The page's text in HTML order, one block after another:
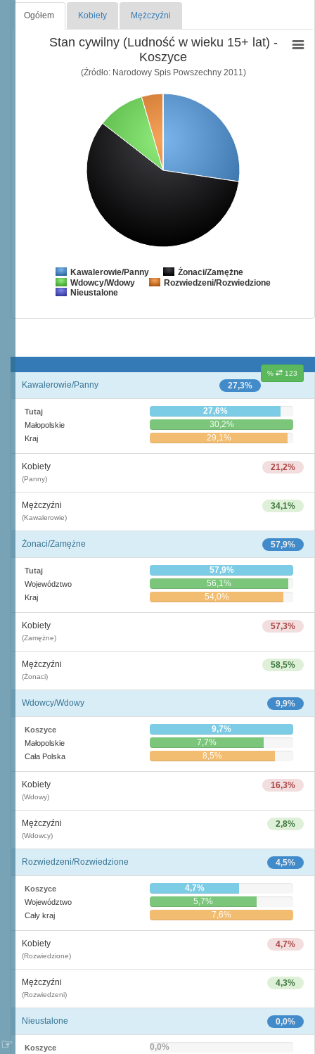
Ogółem Kobiety Mężczyźni
Stan cywilny (Ludność w wieku 15+ lat) -
Koszyce
(Źródło: Narodowy Spis Powszechny 2011)
Kawalerowie/Panny Żonaci/Zamężne
Wdowcy/Wdowy
Rozwiedzeni/Rozwiedzione
Nieustalone
% 123
27,3%
Kawalerowie/Panny
Tutaj 27,6%
Małopolskie 30,2%
Kraj 29,1%
21,2%
Kobiety
(Panny)
34,1%
Mężczyźni
(Kawalerowie)
57,9%
Żonaci/Zamężne
Tutaj 57,9%
Województwo 56,1%
Kraj 54,0%
57,3%
Kobiety
(Zamężne)
58,5%
Mężczyźni
(Żonaci)
9,9%
Wdowcy/Wdowy
Koszyce 9,7%
Małopolskie 7,7%
Cała Polska 8,5%
16,3%
Kobiety
(Wdowy)
2,8%
Mężczyźni
(Wdowcy)
4,5%
Rozwiedzeni/Rozwiedzione
Koszyce 4,7%
Województwo 5,7%
Cały kraj 7,6%
4,7%
Kobiety
(Rozwiedzione)
4,3%
Mężczyźni
(Rozwiedzeni)
0,0%
Nieustalone
Koszyce 0,0%